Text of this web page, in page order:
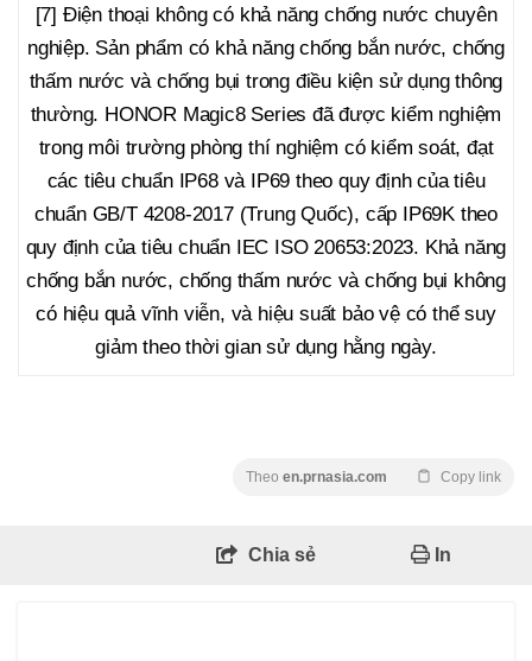
[7] Điện thoại không có khả năng chống nước chuyên
nghiệp. Sản phẩm có khả năng chống bắn nước, chống
thấm nước và chống bụi trong điều kiện sử dụng thông
thường. HONOR Magic8 Series đã được kiểm nghiệm
trong môi trường phòng thí nghiệm có kiểm soát, đạt
các tiêu chuẩn IP68 và IP69 theo quy định của tiêu
chuẩn GB/T 4208-2017 (Trung Quốc), cấp IP69K theo
quy định của tiêu chuẩn IEC ISO 20653:2023. Khả năng
chống bắn nước, chống thấm nước và chống bụi không
có hiệu quả vĩnh viễn, và hiệu suất bảo vệ có thể suy
giảm theo thời gian sử dụng hằng ngày.
Theo en.prnasia.com Copy link
Chia sẻ In